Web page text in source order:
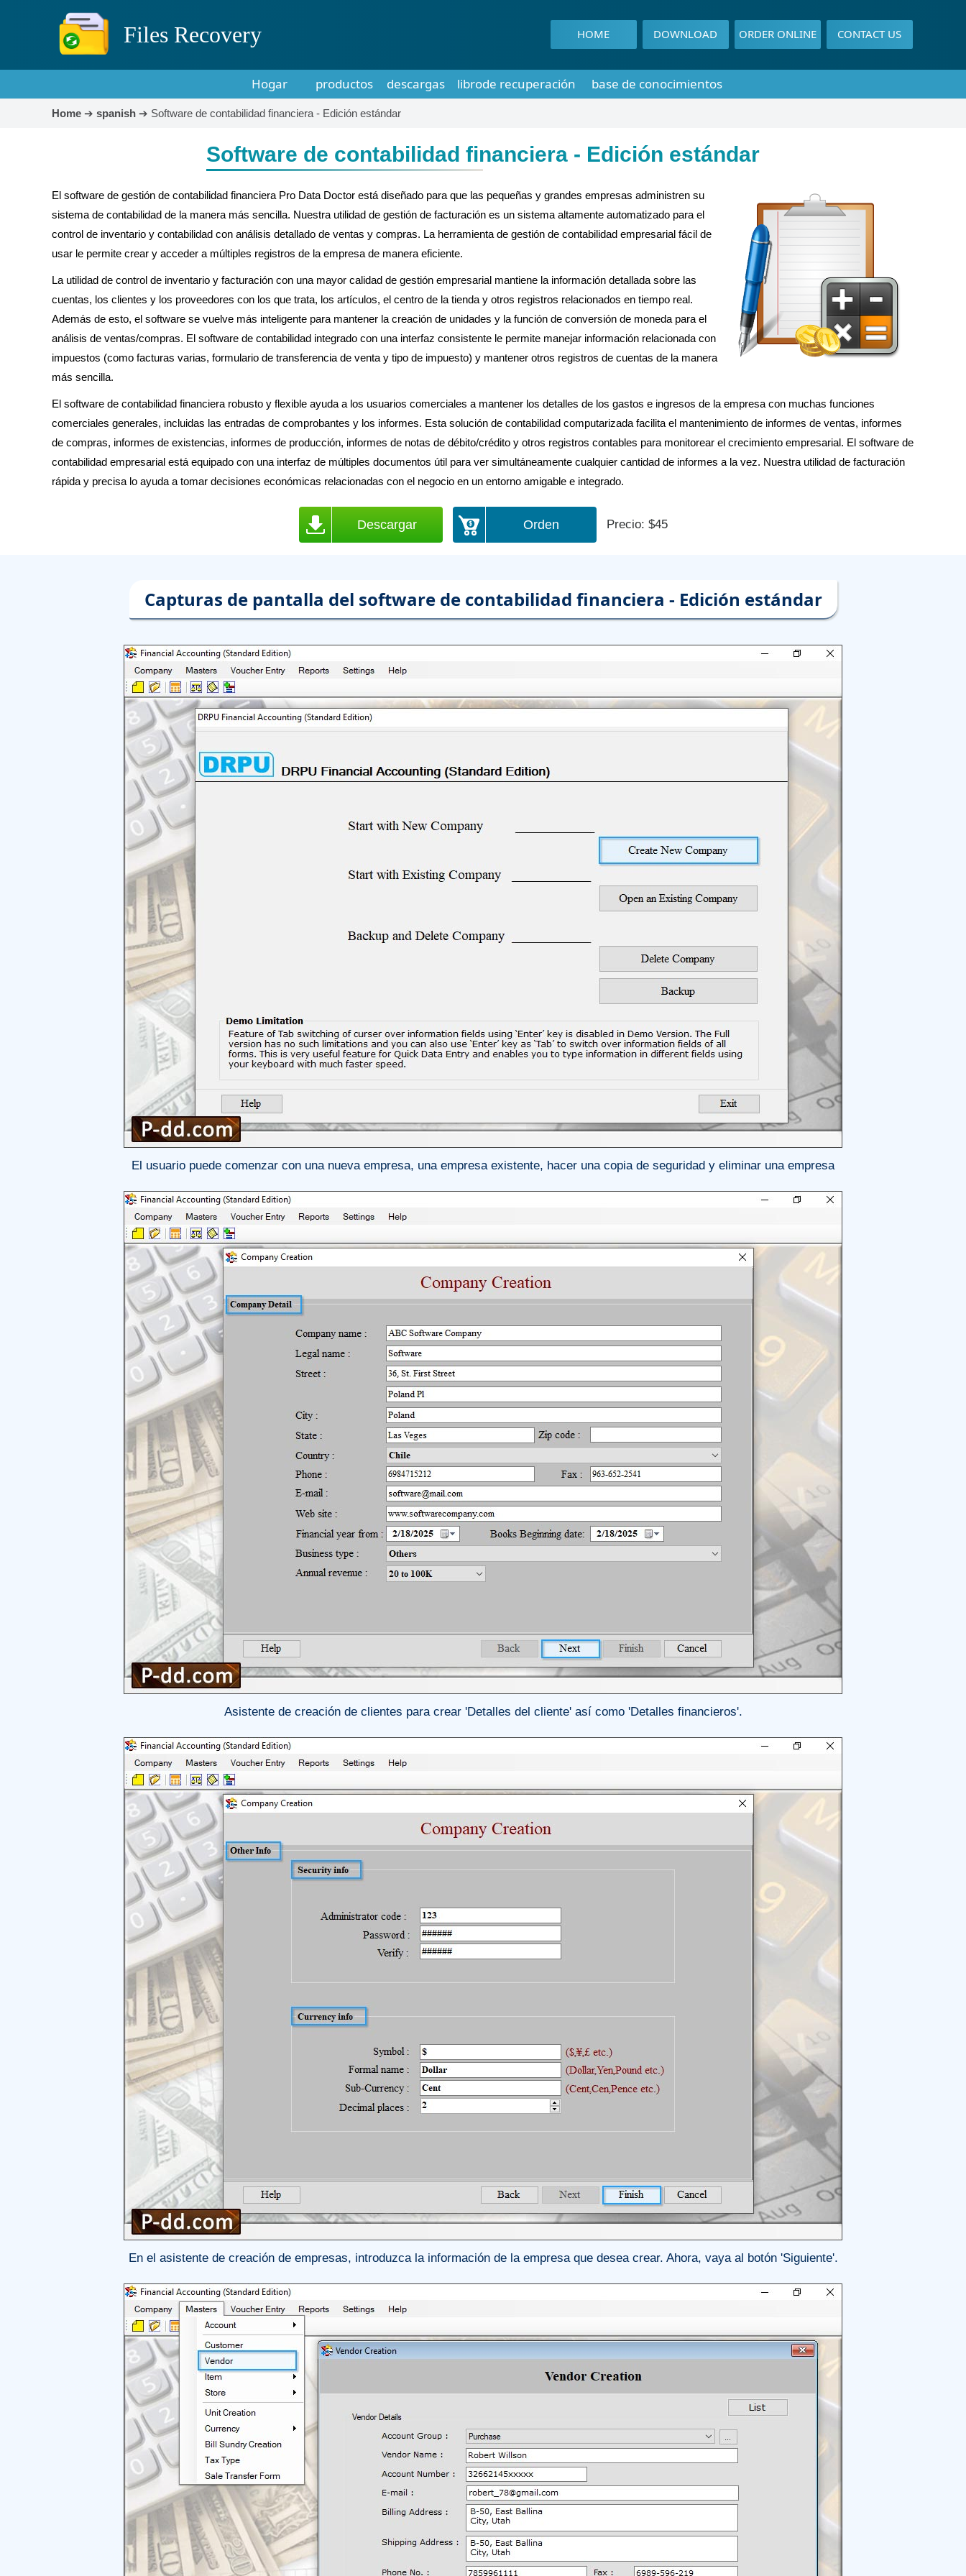
Files Recovery HOME DOWNLOAD ORDER ONLINE CONTACT US
Hogar productos descargas librode recuperación base de conocimientos
Home➔ spanish➔ Software de contabilidad financiera - Edición estándar
Software de contabilidad financiera - Edición estándar
El software de gestión de contabilidad financiera Pro Data Doctor está diseñado para que las pequeñas y grandes empresas administren su
sistema de contabilidad de la manera más sencilla. Nuestra utilidad de gestión de facturación es un sistema altamente automatizado para el
control de inventario y contabilidad con análisis detallado de ventas y compras. La herramienta de gestión de contabilidad empresarial fácil de
usar le permite crear y acceder a múltiples registros de la empresa de manera eficiente.
La utilidad de control de inventario y facturación con una mayor calidad de gestión empresarial mantiene la información detallada sobre las
cuentas, los clientes y los proveedores con los que trata, los artículos, el centro de la tienda y otros registros relacionados en tiempo real.
Además de esto, el software se vuelve más inteligente para mantener la creación de unidades y la función de conversión de moneda para el
análisis de ventas/compras. El software de contabilidad integrado con una interfaz consistente le permite manejar información relacionada con
impuestos (como facturas varias, formulario de transferencia de venta y tipo de impuesto) y mantener otros registros de cuentas de la manera
más sencilla.
El software de contabilidad financiera robusto y flexible ayuda a los usuarios comerciales a mantener los detalles de los gastos e ingresos de la empresa con muchas funciones
comerciales generales, incluidas las entradas de comprobantes y los informes. Esta solución de contabilidad computarizada facilita el mantenimiento de informes de ventas, informes
de compras, informes de existencias, informes de producción, informes de notas de débito/crédito y otros registros contables para monitorear el crecimiento empresarial. El software de
contabilidad empresarial está equipado con una interfaz de múltiples documentos útil para ver simultáneamente cualquier cantidad de informes a la vez. Nuestra utilidad de facturación
rápida y precisa lo ayuda a tomar decisiones económicas relacionadas con el negocio en un entorno amigable e integrado.
Descargar Orden Precio: $45
Capturas de pantalla del software de contabilidad financiera - Edición estándar
El usuario puede comenzar con una nueva empresa, una empresa existente, hacer una copia de seguridad y eliminar una empresa
Asistente de creación de clientes para crear 'Detalles del cliente' así como 'Detalles financieros'.
En el asistente de creación de empresas, introduzca la información de la empresa que desea crear. Ahora, vaya al botón 'Siguiente'.